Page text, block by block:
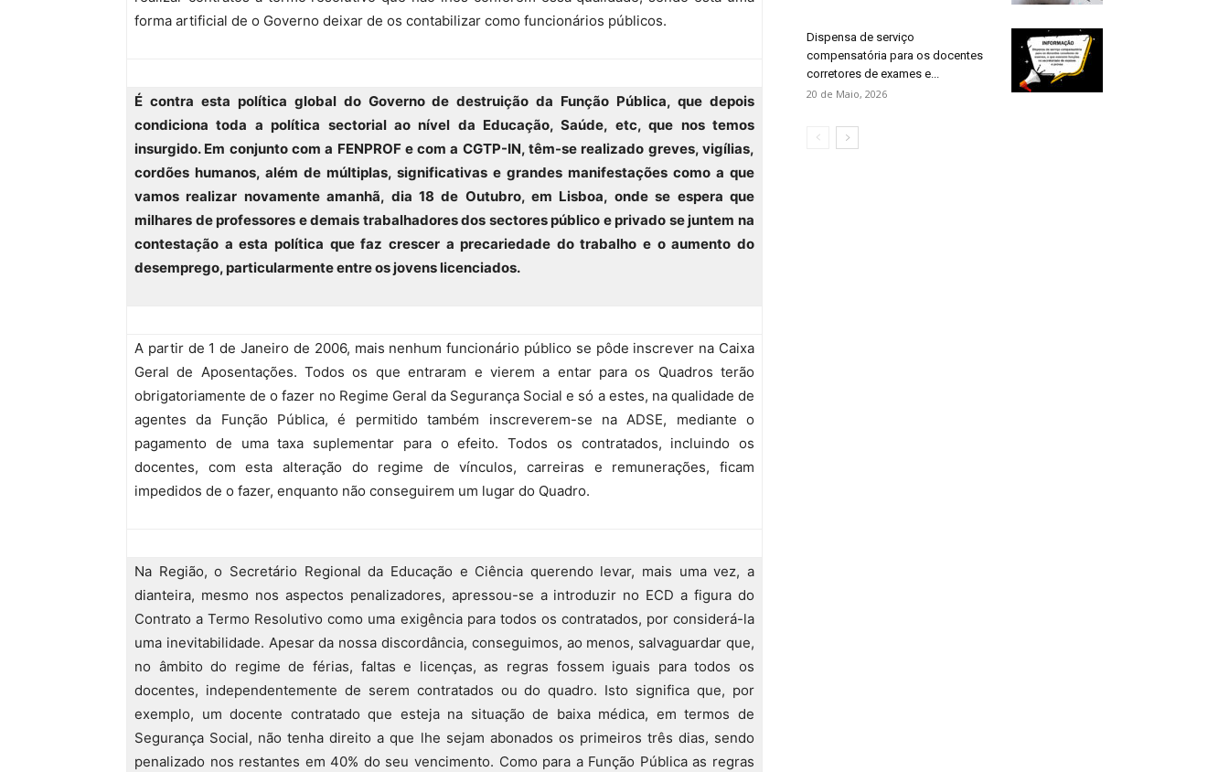
forma artificial de o Governo deixar de os contabilizar como funcionários públicos.
É contra esta política global do Governo de destruição da Função Pública, que depois
condiciona toda a política sectorial ao nível da Educação, Saúde, etc, que nos temos
insurgido. Em conjunto com a FENPROF e com a CGTP-IN, têm-se realizado greves, vigílias,
cordões humanos, além de múltiplas, significativas e grandes manifestações como a que
vamos realizar novamente amanhã, dia 18 de Outubro, em Lisboa, onde se espera que
milhares de professores e demais trabalhadores dos sectores público e privado se juntem na
contestação a esta política que faz crescer a precariedade do trabalho e o aumento do
desemprego, particularmente entre os jovens licenciados.
A partir de 1 de Janeiro de 2006, mais nenhum funcionário público se pôde inscrever na Caixa
Geral de Aposentações. Todos os que entraram e vierem a entar para os Quadros terão
obrigatoriamente de o fazer no Regime Geral da Segurança Social e só a estes, na qualidade de
agentes da Função Pública, é permitido também inscreverem-se na ADSE, mediante o
pagamento de uma taxa suplementar para o efeito. Todos os contratados, incluindo os
docentes, com esta alteração do regime de vínculos, carreiras e remunerações, ficam
impedidos de o fazer, enquanto não conseguirem um lugar do Quadro.
Na Região, o Secretário Regional da Educação e Ciência querendo levar, mais uma vez, a
dianteira, mesmo nos aspectos penalizadores, apressou-se a introduzir no ECD a figura do
Contrato a Termo Resolutivo como uma exigência para todos os contratados, por considerá-la
uma inevitabilidade. Apesar da nossa discordância, conseguimos, ao menos, salvaguardar que,
no âmbito do regime de férias, faltas e licenças, as regras fossem iguais para todos os
docentes, independentemente de serem contratados ou do quadro. Isto significa que, por
exemplo, um docente contratado que esteja na situação de baixa médica, em termos de
Segurança Social, não tenha direito a que lhe sejam abonados os primeiros três dias, sendo
penalizado nos restantes em 40% do seu vencimento. Como para a Função Pública as regras
Dispensa de serviço
compensatória para os docentes
corretores de exames e...
20 de Maio, 2026